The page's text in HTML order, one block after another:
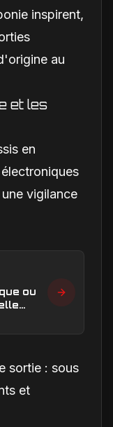
inspirent,
au
et les
en
vigilance
ou
quelle
sortie : sous
et